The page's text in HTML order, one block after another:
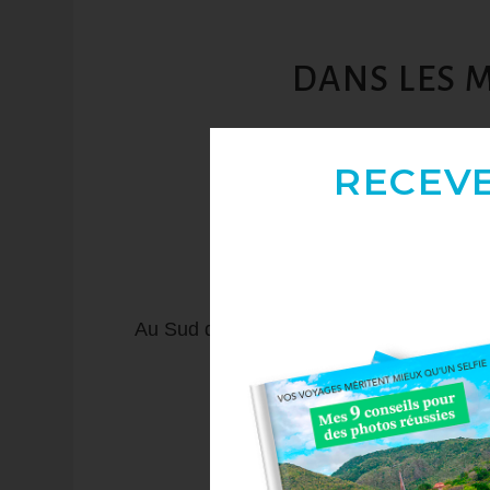
DANS LES
Au Sud du pays, à la frontière du
archéologiques